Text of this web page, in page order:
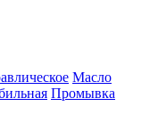
Масло
Промывка